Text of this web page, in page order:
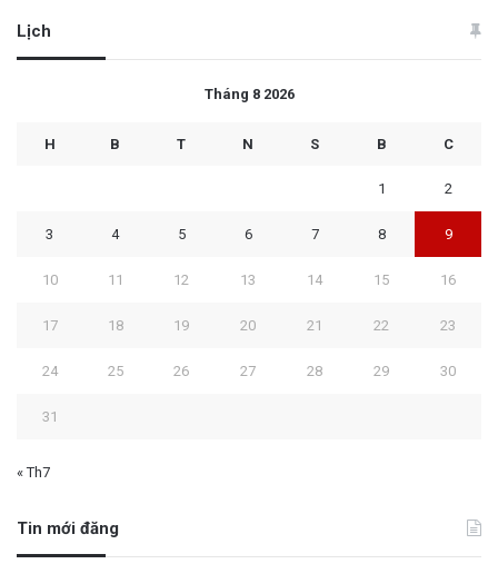
Lịch
Tháng 8 2026
H B T N S B C
1 2
3 4 5 6 7 8 9
10 11 12 13 14 15 16
17 18 19 20 21 22 23
24 25 26 27 28 29 30
31
« Th7
Tin mới đăng